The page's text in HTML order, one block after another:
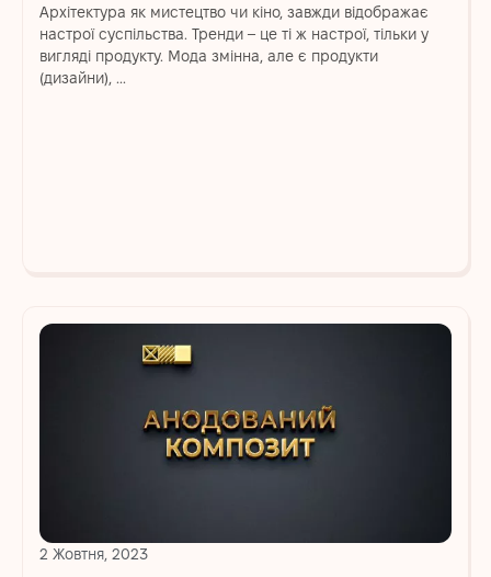
Архітектура як мистецтво чи кіно, завжди відображає
настрої суспільства. Тренди – це ті ж настрої, тільки у
вигляді продукту. Мода змінна, але є продукти
(дизайни), ...
2 Жовтня, 2023